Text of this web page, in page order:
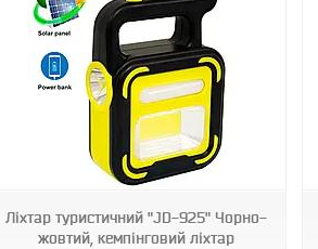
Ліхтар туристичний "JD-925" Чорно-
жовтий, кемпінговий ліхтар
1009743-Black